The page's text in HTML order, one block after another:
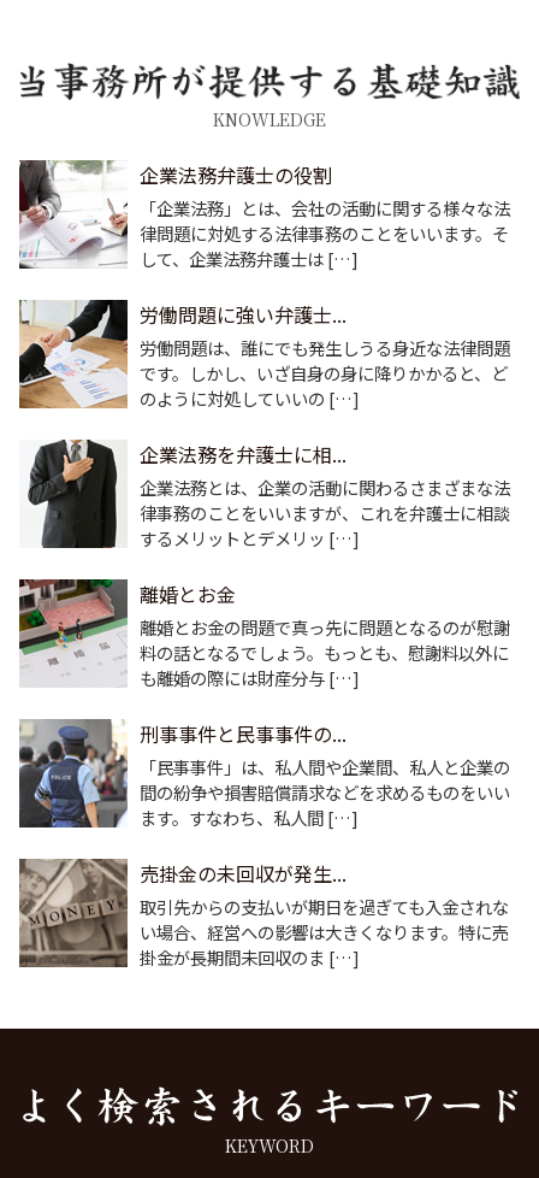
KNOWLEDGE
企業法務弁護士の役割
「企業法務」とは、会社の活動に関する様々な法
律問題に対処する法律事務のことをいいます。そ
して、企業法務弁護士は […]
労働問題に強い弁護士...
労働問題は、誰にでも発生しうる身近な法律問題
です。しかし、いざ自身の身に降りかかると、ど
のように対処していいの […]
企業法務を弁護士に相...
企業法務とは、企業の活動に関わるさまざまな法
律事務のことをいいますが、これを弁護士に相談
するメリットとデメリッ […]
離婚とお金
離婚とお金の問題で真っ先に問題となるのが慰謝
料の話となるでしょう。もっとも、慰謝料以外に
も離婚の際には財産分与 […]
刑事事件と民事事件の...
「民事事件」は、私人間や企業間、私人と企業の
間の紛争や損害賠償請求などを求めるものをいい
ます。すなわち、私人間 […]
売掛金の未回収が発生...
取引先からの支払いが期日を過ぎても入金されな
い場合、経営への影響は大きくなります。特に売
掛金が長期間未回収のま […]
KEYWORD